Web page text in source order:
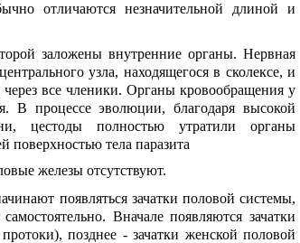
отличаются незначительной длиной и
заложены внутренние органы. Нервная
узла, находящегося в сколексе, и
все членики. Органы кровообращения у
В процессе эволюции, благодаря высокой
цестоды полностью утратили органы
поверхностью тела паразита
железы отсутствуют.
появляться зачатки половой системы,
Вначале появляются зачатки
позднее - зачатки женской половой